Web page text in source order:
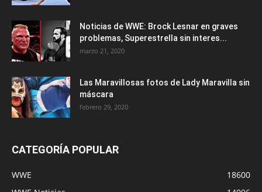
Noticias de WWE: Brock Lesnar en graves
problemas, Superestrella sin interes...
marzo 21, 2020
Las Maravillosas fotos de Lady Maravilla sin
máscara
febrero 29, 2020
CATEGORÍA POPULAR
WWE
18600